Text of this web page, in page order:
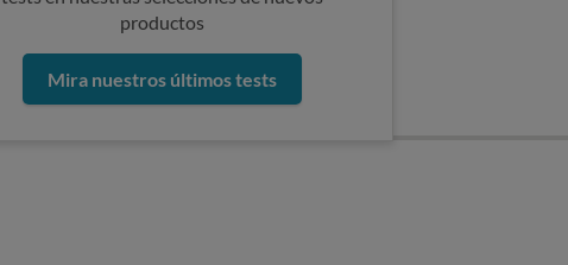
productos
Mira nuestros últimos tests